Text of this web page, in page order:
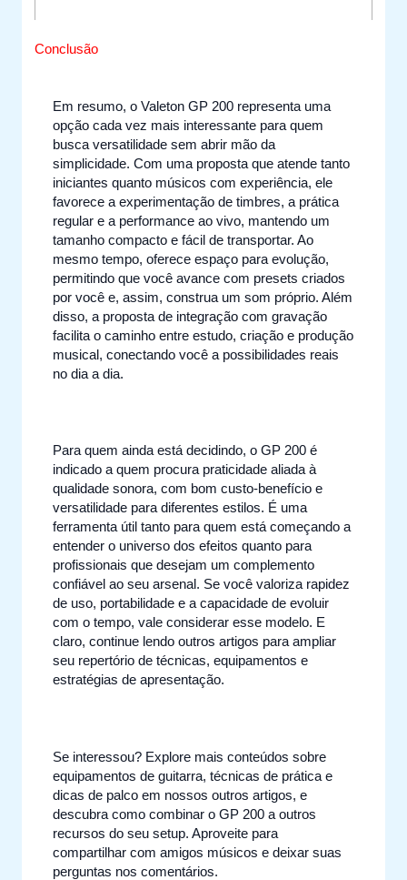
Conclusão
Em resumo, o Valeton GP 200 representa uma
opção cada vez mais interessante para quem
busca versatilidade sem abrir mão da
simplicidade. Com uma proposta que atende tanto
iniciantes quanto músicos com experiência, ele
favorece a experimentação de timbres, a prática
regular e a performance ao vivo, mantendo um
tamanho compacto e fácil de transportar. Ao
mesmo tempo, oferece espaço para evolução,
permitindo que você avance com presets criados
por você e, assim, construa um som próprio. Além
disso, a proposta de integração com gravação
facilita o caminho entre estudo, criação e produção
musical, conectando você a possibilidades reais
no dia a dia.
Para quem ainda está decidindo, o GP 200 é
indicado a quem procura praticidade aliada à
qualidade sonora, com bom custo-benefício e
versatilidade para diferentes estilos. É uma
ferramenta útil tanto para quem está começando a
entender o universo dos efeitos quanto para
profissionais que desejam um complemento
confiável ao seu arsenal. Se você valoriza rapidez
de uso, portabilidade e a capacidade de evoluir
com o tempo, vale considerar esse modelo. E
claro, continue lendo outros artigos para ampliar
seu repertório de técnicas, equipamentos e
estratégias de apresentação.
Se interessou? Explore mais conteúdos sobre
equipamentos de guitarra, técnicas de prática e
dicas de palco em nossos outros artigos, e
descubra como combinar o GP 200 a outros
recursos do seu setup. Aproveite para
compartilhar com amigos músicos e deixar suas
perguntas nos comentários.